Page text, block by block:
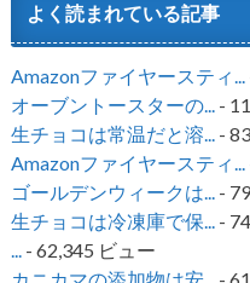
よく読まれている記事
Amazonファイヤースティ...
オーブントースターの...-
生チョコは常温だと溶...-
Amazonファイヤースティ...
ゴールデンウィークは...-
生チョコは冷凍庫で保...-
...- 62,345 ビュー